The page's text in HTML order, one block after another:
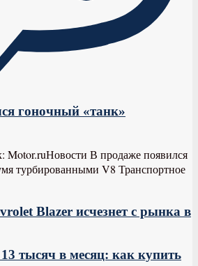
гоночный «танк»
Motor.ruНовости В продаже появился
турбированными V8 Транспортное
Blazer исчезнет с рынка в
тысяч в месяц: как купить